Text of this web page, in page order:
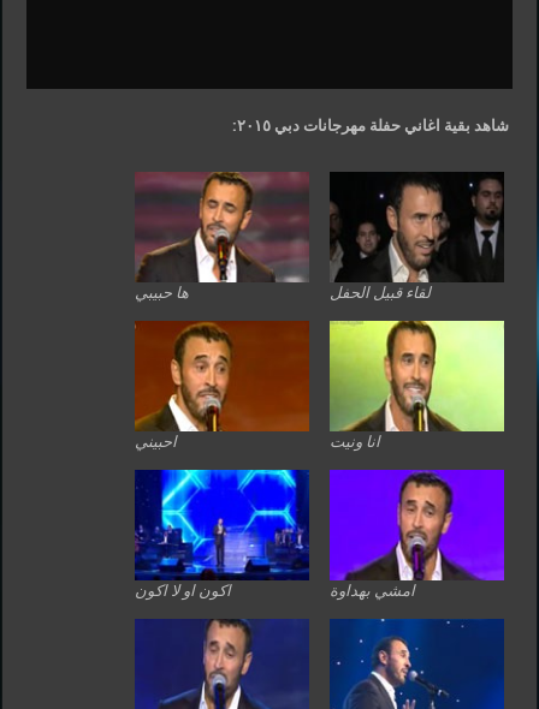
شاهد بقية اغاني حفلة مهرجانات دبي ٢٠١٥:
لقاء قبيل الحفل ها حبيبي
انا ونيت احبيني
امشي بهداوة اكون او لا اكون